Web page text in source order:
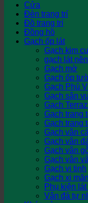
Cửa
Đèn trang trí
Đồ trang trí
Đồng hồ
Gạch ốp lát
Gạch kim
gạch lát nền
Gạch mờ
Gạch ốp
Gạch Phủ
Gạch sân
Gạch
Gạch trang
Gạch trang
Gạch vân
Gạch vân
Gạch vân
Gạch vân
Gạch vi tinh
Gạch xi
Phụ kiện
Vân đá tự